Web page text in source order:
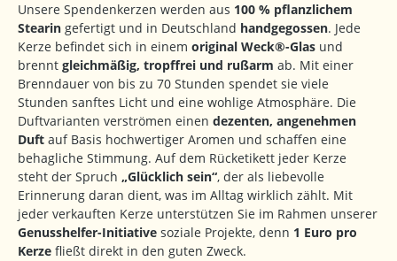
Unsere Spendenkerzen werden aus 100 % pflanzlichem
Stearin gefertigt und in Deutschland handgegossen. Jede
Kerze befindet sich in einem original Weck®-Glas und
brennt gleichmäßig, tropffrei und rußarm ab. Mit einer
Brenndauer von bis zu 70 Stunden spendet sie viele
Stunden sanftes Licht und eine wohlige Atmosphäre. Die
Duftvarianten verströmen einen dezenten, angenehmen
Duft auf Basis hochwertiger Aromen und schaffen eine
behagliche Stimmung. Auf dem Rücketikett jeder Kerze
steht der Spruch „Glücklich sein“, der als liebevolle
Erinnerung daran dient, was im Alltag wirklich zählt. Mit
jeder verkauften Kerze unterstützen Sie im Rahmen unserer
Genusshelfer-Initiative soziale Projekte, denn 1 Euro pro
Kerze fließt direkt in den guten Zweck.